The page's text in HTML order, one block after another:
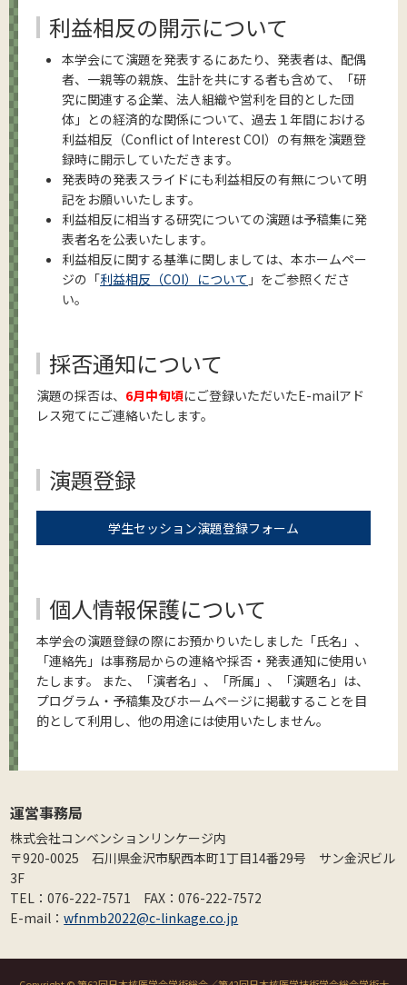
利益相反の開示について
本学会にて演題を発表するにあたり、発表者は、配偶
者、一親等の親族、生計を共にする者も含めて、「研
究に関連する企業、法人組織や営利を目的とした団
体」との経済的な関係について、過去１年間における
利益相反（Conflict of Interest COI）の有無を演題登
録時に開示していただきます。
発表時の発表スライドにも利益相反の有無について明
記をお願いいたします。
利益相反に相当する研究についての演題は予稿集に発
表者名を公表いたします。
利益相反に関する基準に関しましては、本ホームペー
ジの「利益相反（COI）について 」をご参照くださ
い。
採否通知について
演題の採否は、 6月中旬頃にご登録いただいたE-mailアド
レス宛てにご連絡いたします。
演題登録
学生セッション演題登録フォーム
個人情報保護について
本学会の演題登録の際にお預かりいたしました「氏名」、
「連絡先」は事務局からの連絡や採否・発表通知に使用い
たします。 また、「演者名」、「所属」、「演題名」は、
プログラム・予稿集及びホームページに掲載することを目
的として利用し、他の用途には使用いたしません。
運営事務局
株式会社コンベンションリンケージ内
〒920-0025 石川県金沢市駅西本町1丁目14番29号 サン金沢ビル
3F
TEL：076-222-7571 FAX：076-222-7572
E-mail：wfnmb2022@c-linkage.co.jp